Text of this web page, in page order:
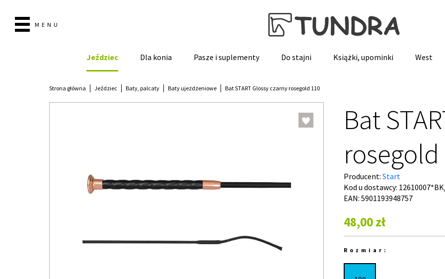
MENU
Jeździec Dla konia Pasze i suplementy Do stajni Książki, upominki West
Strona główna Jeździec Baty, palcaty Baty ujeżdżeniowe Bat START Glossy czarny rosegold 110
Bat
rosegold
Producent: Start
Kod u dostawcy:
EAN: 5901193948757
48,00 zł
Rozmiar: